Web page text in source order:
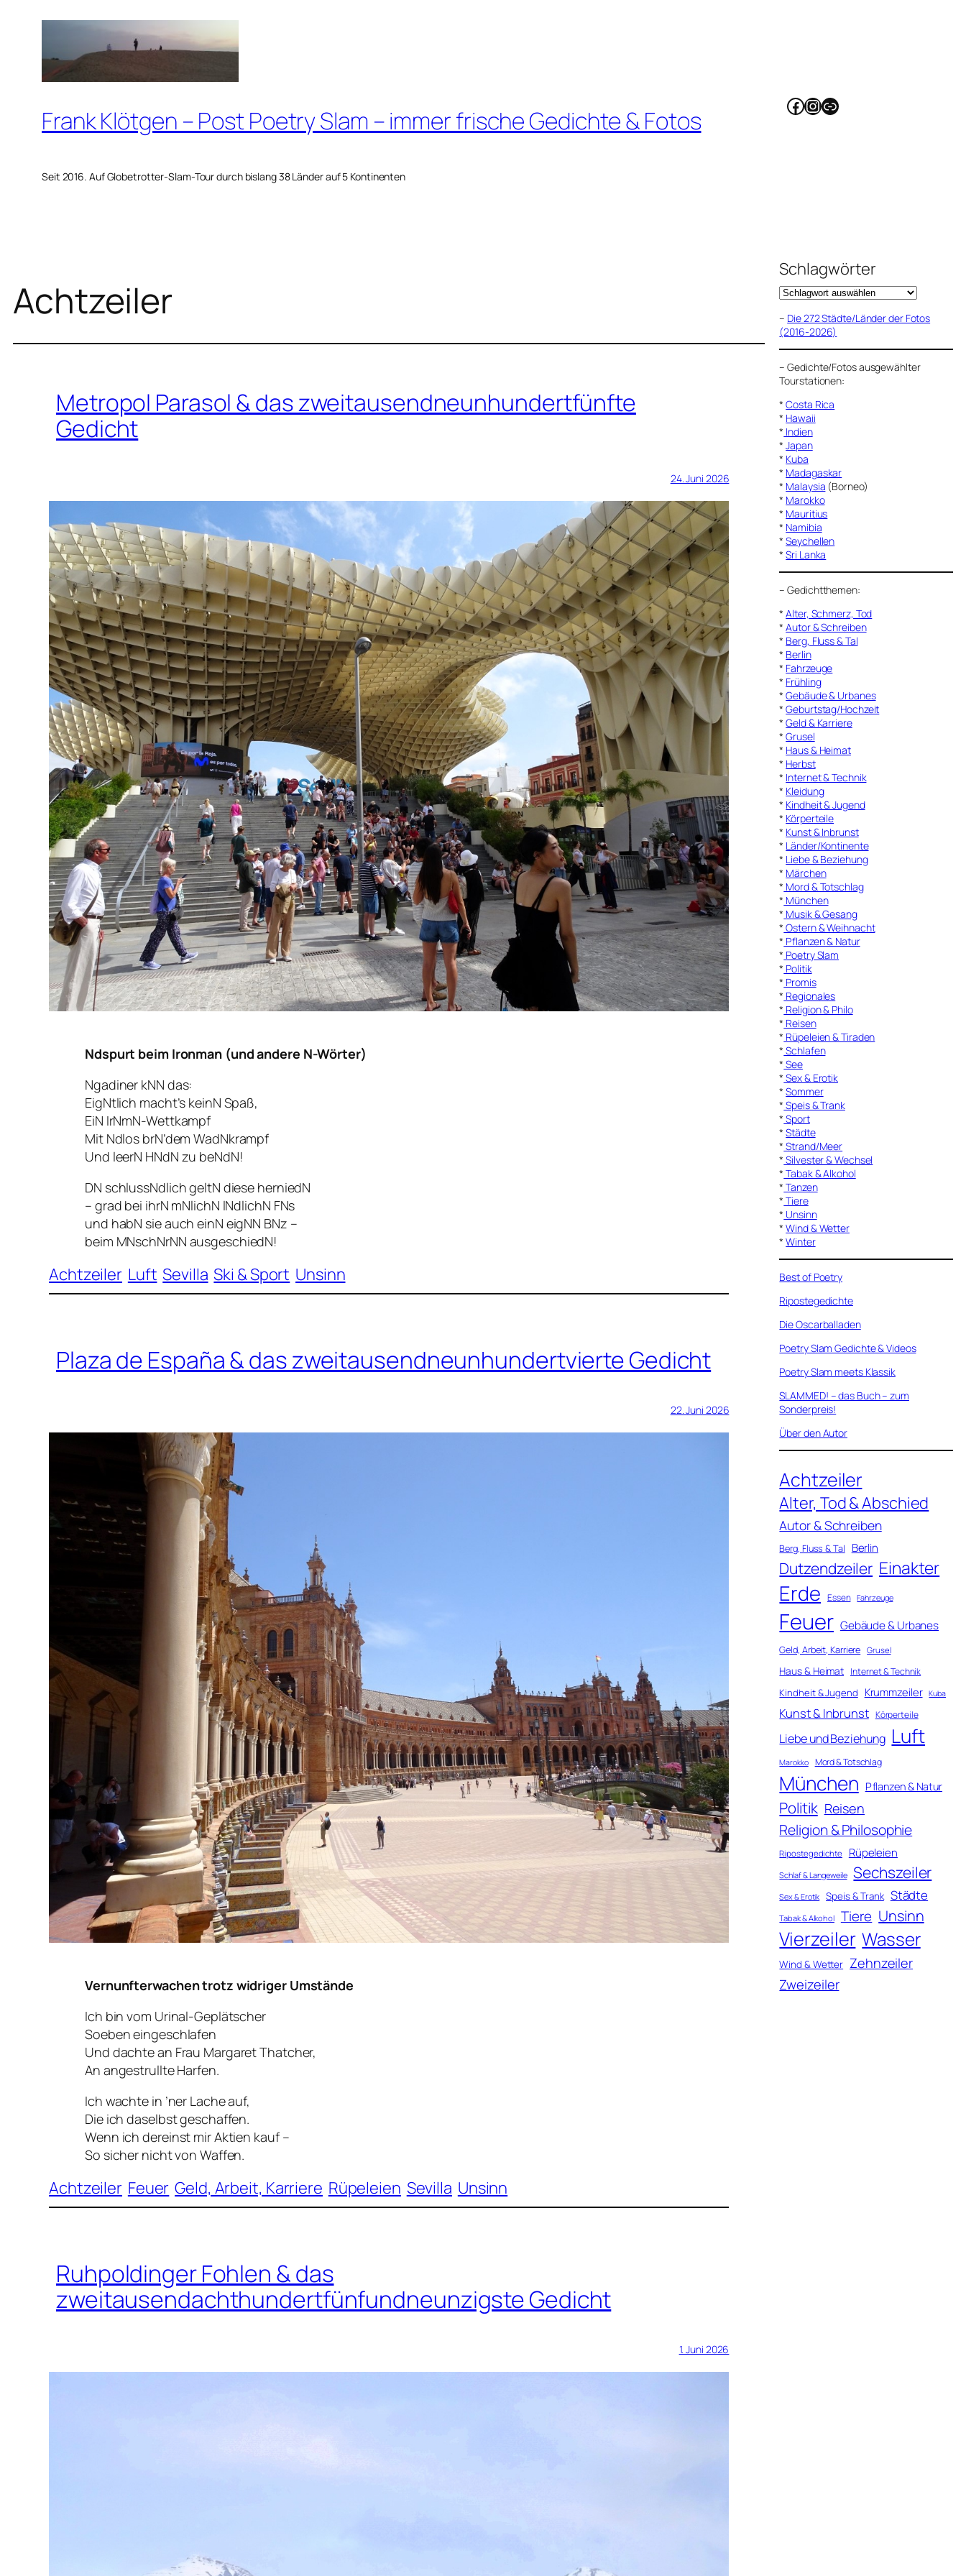
springen
Frank Klötgen – Post Poetry Slam – immer frische Gedichte & Fotos
Seit 2016. Auf Globetrotter-Slam-Tour durch bislang 38 Länder auf 5 Kontinenten
Facebook
Instagram
Link
Achtzeiler
Metropol Parasol & das zweitausendneunhundertfünfte
Gedicht
24. Juni 2026
Ndspurt beim Ironman (und andere N-Wörter)
Ngadiner kNN das:
EigNtlich macht’s keinN Spaß,
EiN IrNmN-Wettkampf
Mit Ndlos brN’dem WadNkrampf
Und leerN HNdN zu beNdN!
DN schlussNdlich geltN diese herniedN
– grad bei ihrN mNlichN lNdlichN FNs
und habN sie auch einN eigNN BNz –
beim MNschNrNN ausgeschiedN!
Achtzeiler Luft Sevilla Ski & Sport Unsinn
Plaza de España & das zweitausendneunhundertvierte Gedicht
22. Juni 2026
Vernunfterwachen trotz widriger Umstände
Ich bin vom Urinal-Geplätscher
Soeben eingeschlafen
Und dachte an Frau Margaret Thatcher,
An angestrullte Harfen.
Ich wachte in ’ner Lache auf,
Die ich daselbst geschaffen.
Wenn ich dereinst mir Aktien kauf –
So sicher nicht von Waffen.
Achtzeiler Feuer Geld, Arbeit, Karriere Rüpeleien Sevilla Unsinn
Ruhpoldinger Fohlen & das
zweitausendachthundertfünfundneunzigste Gedicht
1. Juni 2026
Schlagwörter
– Die 272 Städte/Länder der Fotos
(2016-2026)
–Gedichte/Fotos ausgewählter
Tourstationen:
*Costa Rica
* Hawaii
* Indien
*Japan
* Kuba
* Madagaskar
* Malaysia (Borneo)
* Marokko
* Mauritius
* Namibia
*Seychellen
*Sri Lanka
–Gedichtthemen:
*Alter, Schmerz, Tod
*Autor & Schreiben
* Berg, Fluss & Tal
* Berlin
* Fahrzeuge
* Frühling
*Gebäude & Urbanes
*Geburtstag/Hochzeit
*Geld & Karriere
*Grusel
* Haus & Heimat
* Herbst
* Internet & Technik
* Kleidung
* Kindheit & Jugend
* Körperteile
* Kunst & Inbrunst
* Länder/Kontinente
* Liebe & Beziehung
* Märchen
* Mord & Totschlag
* München
* Musik & Gesang
* Ostern & Weihnacht
* Pflanzen & Natur
* Poetry Slam
* Politik
* Promis
* Regionales
* Religion & Philo
* Reisen
* Rüpeleien & Tiraden
* Schlafen
* See
* Sex & Erotik
*Sommer
* Speis & Trank
* Sport
*Städte
* Strand/Meer
* Silvester & Wechsel
* Tabak & Alkohol
* Tanzen
* Tiere
* Unsinn
*Wind & Wetter
*Winter
Best of Poetry
Ripostegedichte
Die Oscarballaden
Poetry Slam Gedichte & Videos
Poetry Slam meets Klassik
SLAMMED! – das Buch – zum
Sonderpreis!
Über den Autor
Achtzeiler
Alter, Tod & Abschied
Autor & Schreiben
Berg, Fluss & Tal Berlin
Dutzendzeiler Einakter
Erde Essen Fahrzeuge
Feuer Gebäude & Urbanes
Geld, Arbeit, Karriere Grusel
Haus & Heimat Internet & Technik
Kindheit & Jugend Krummzeiler Kuba
Kunst & Inbrunst Körperteile
Liebe und Beziehung Luft
Marokko Mord & Totschlag
München Pflanzen & Natur
Politik Reisen
Religion & Philosophie
Ripostegedichte Rüpeleien
Schlaf & Langeweile Sechszeiler
Sex & Erotik Speis & Trank Städte
Tabak & Alkohol Tiere Unsinn
Vierzeiler Wasser
Wind & Wetter Zehnzeiler
Zweizeiler